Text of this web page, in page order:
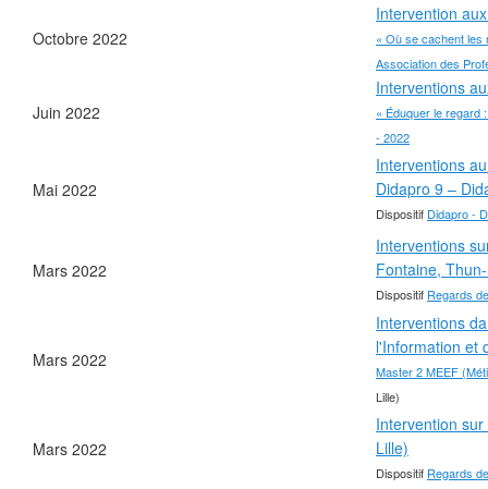
❄
Octobre 2022
Intervention
« Où se cachent les
Association des
Juin 2022
Interventions
« Éduquer le regard
- 2022
Mai 2022
Interventions
Didapro 9 –
Dispositif Didapro -
Mars 2022
Interventions
Fontaine,
Dispositif Regards
Mars 2022
Interventions
l'Information et
Master 2 MEEF
Lille)
Mars 2022
Intervention
Lille)
Dispositif Regards